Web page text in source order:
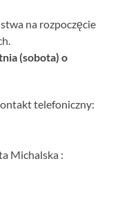
na rozpoczęcie
(sobota) o
telefoniczny:
Michalska :